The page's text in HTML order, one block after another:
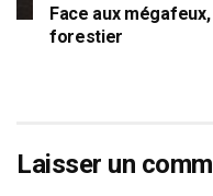
Face aux
forestier
Laisser un